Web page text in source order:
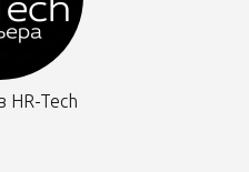
HR-Tech